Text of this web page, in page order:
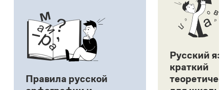
Правила русской
Русский
краткий